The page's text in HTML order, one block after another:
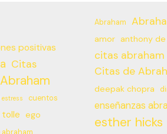
positivas
Citas
cuentos
ego
Abraham
amor anthony
citas abraham
Citas de
deepak chopra
enseñanzas
esther hicks